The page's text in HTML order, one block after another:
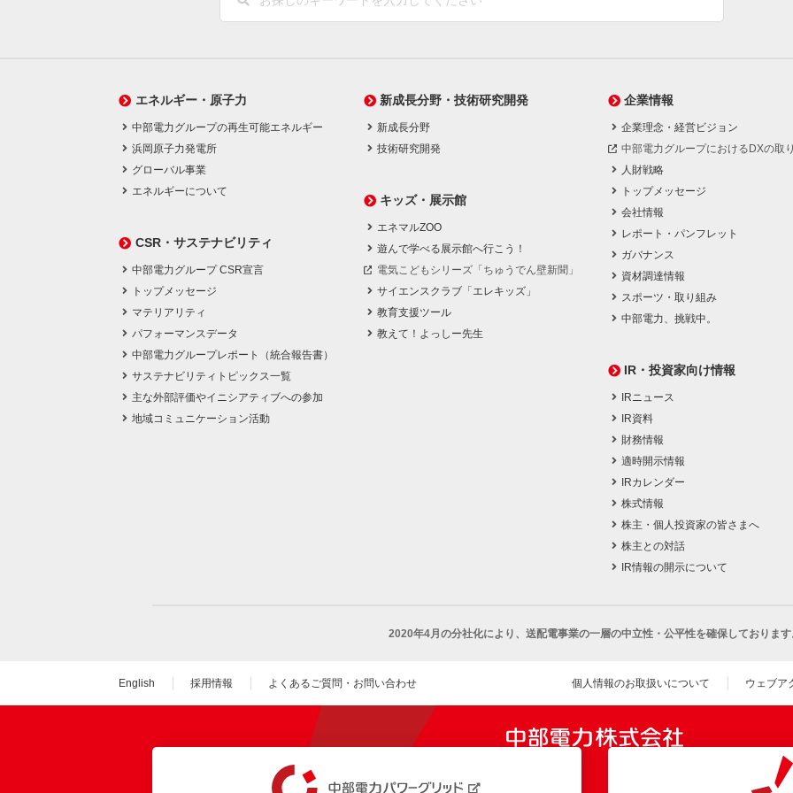
エネルギー・原子力
中部電力グループの再生可能エネルギー
浜岡原子力発電所
グローバル事業
エネルギーについて
CSR・サステナビリティ
中部電力グループ CSR宣言
トップメッセージ
マテリアリティ
パフォーマンスデータ
中部電力グループレポート（統合報告書）
サステナビリティトピックス一覧
主な外部評価やイニシアティブへの参加
地域コミュニケーション活動
新成長分野・技術研究開発
新成長分野
技術研究開発
キッズ・展示館
エネマルZOO
遊んで学べる展示館へ行こう！
電気こどもシリーズ「ちゅうでん壁新聞」
サイエンスクラブ「エレキッズ」
教育支援ツール
教えて！よっしー先生
企業情報
企業理念・経営ビジョン
中部電力グループにおけるDXの取
人財戦略
トップメッセージ
会社情報
レポート・パンフレット
ガバナンス
資材調達情報
スポーツ・取り組み
中部電力、挑戦中。
IR・投資家向け情報
IRニュース
IR資料
財務情報
適時開示情報
IRカレンダー
株式情報
株主・個人投資家の皆さまへ
株主との対話
IR情報の開示について
2020年4月の分社化により、 送配電事業の一層の中立性・公平性を確保しております
English 採用情報 よくあるご質問・お問い合わせ 個人情報のお取扱いについて ウェブア